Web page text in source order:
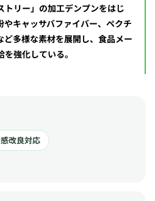
トリー」の加工デンプンをはじ
やキャッサバファイバー、ペクチ
ど多様な素材を展開し、食品メー
強化している。
改良対応